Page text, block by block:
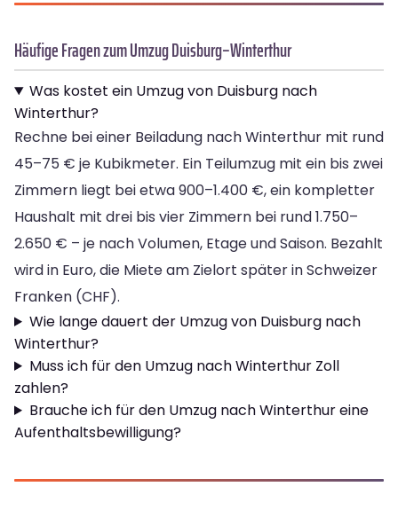
Häufige Fragen zum Umzug Duisburg–Winterthur
Was kostet ein Umzug von Duisburg nach
Winterthur?
Rechne bei einer Beiladung nach Winterthur mit rund
45–75 € je Kubikmeter. Ein Teilumzug mit ein bis zwei
Zimmern liegt bei etwa 900–1.400 €, ein kompletter
Haushalt mit drei bis vier Zimmern bei rund 1.750–
2.650 € – je nach Volumen, Etage und Saison. Bezahlt
wird in Euro, die Miete am Zielort später in Schweizer
Franken (CHF).
Wie lange dauert der Umzug von Duisburg nach
Winterthur?
Muss ich für den Umzug nach Winterthur Zoll
zahlen?
Brauche ich für den Umzug nach Winterthur eine
Aufenthaltsbewilligung?